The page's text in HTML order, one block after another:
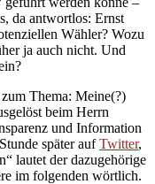
da antwortlos: Ernst
Wähler? Wozu
ja auch nicht. Und
Thema: Meine(?)
beim Herrn
und Information
später aufTwitter,
lautet der dazugehörige
im folgenden wörtlich.